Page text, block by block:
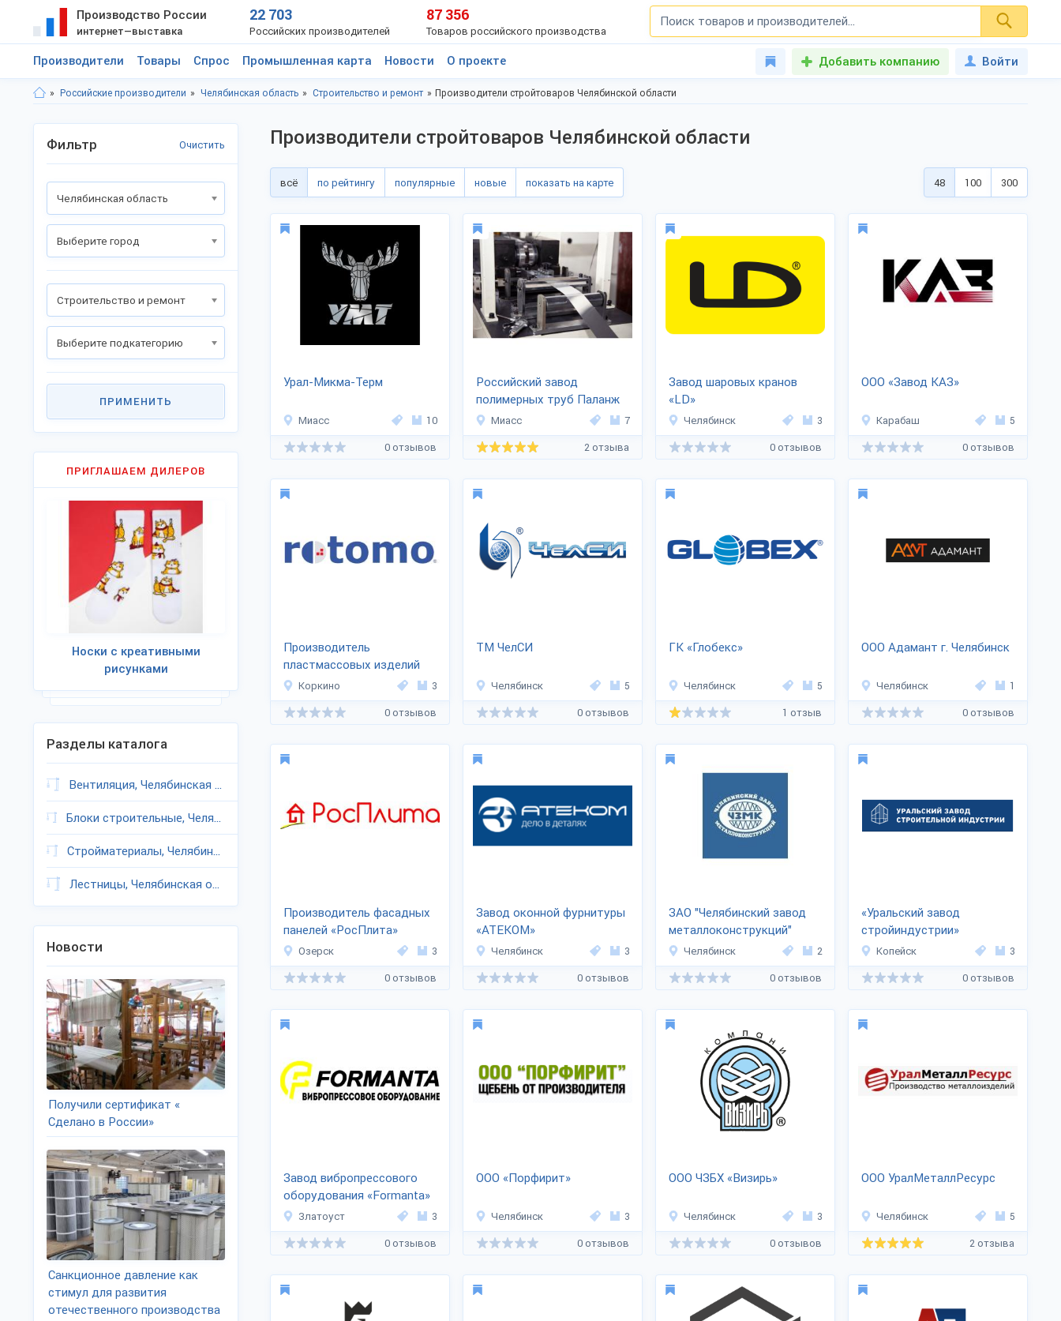
Производство России
интернет—выставка
22 703
Российских производителей
87 356
Товаров российского производства
Производители Товары Спрос Промышленная карта Новости О проекте Добавить компанию Войти
Российские производители Челябинская область Строительство и ремонт Производители стройтоваров Челябинской области
Производители стройтоваров Челябинской области
всё по рейтингу популярные новые показать на карте 48 100 300
Урал-Микма-Терм
Миасс 10
0 отзывов
Российский завод
полимерных труб Паланж
Миасс 7
2 отзыва
Завод шаровых кранов
«LD»
Челябинск 3
0 отзывов
ООО «Завод КАЗ»
Карабаш 5
0 отзывов
Производитель
пластмассовых изделий
«Рóтомо»
Коркино 3
0 отзывов
ТМ ЧелСИ
Челябинск 5
0 отзывов
ГК «Глобекс»
Челябинск 5
1 отзыв
ООО Адамант г. Челябинск
Челябинск 1
0 отзывов
Производитель фасадных
панелей «РосПлита»
Озерск 3
0 отзывов
Завод оконной фурнитуры
«АТЕКОМ»
Челябинск 3
0 отзывов
ЗАО "Челябинский завод
металлоконструкций"
Челябинск 2
0 отзывов
«Уральский завод
стройиндустрии»
Копейск 3
0 отзывов
Завод вибропрессового
оборудования «Formanta»
Златоуст 3
0 отзывов
ООО «Порфирит»
Челябинск 3
0 отзывов
ООО ЧЗБХ «Визирь»
Челябинск 3
0 отзывов
ООО УралМеталлРесурс
Челябинск 5
2 отзыва
Фильтр Очистить
Челябинская область
Выберите город
Строительство и ремонт
Выберите подкатегорию
ПРИМЕНИТЬ
ПРИГЛАШАЕМ ДИЛЕРОВ
Носки с креативными
рисунками
Разделы каталога
Вентиляция, Челябинская область
Блоки строительные, Челябинская область
Стройматериалы, Челябинская область
Лестницы, Челябинская область
Новости
Получили сертификат «
Сделано в России»
Санкционное давление как
стимул для развития
отечественного производства